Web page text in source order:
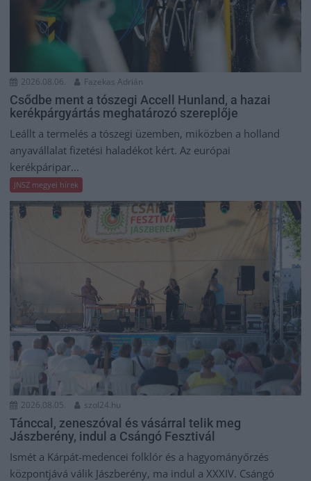
2026.08.06. Fazekas Adrián
Csődbe ment a tószegi Accell Hunland, a hazai
kerékpárgyártás meghatározó szereplője
Leállt a termelés a tószegi üzemben, miközben a holland
anyavállalat fizetési haladékot kért. Az európai
kerékpáripar...
JNSZ megyei hírek
2026.08.05. szol24.hu
Tánccal, zeneszóval és vásárral telik meg
Jászberény, indul a Csángó Fesztivál
Ismét a Kárpát-medencei folklór és a hagyományőrzés
központjává válik Jászberény, ma indul a XXXIV. Csángó